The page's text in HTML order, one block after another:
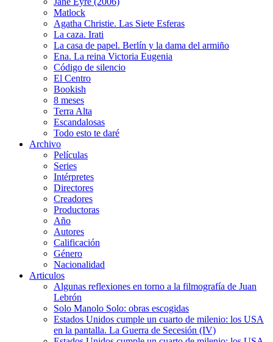
Matlock
Agatha Christie. Las Siete Esferas
La caza. Irati
La casa de papel. Berlín y la dama del armiño
Ena. La reina Victoria Eugenia
Código de silencio
El Centro
Bookish
8 meses
Terra Alta
Escandalosas
Todo esto te daré
Archivo
Películas
Series
Intérpretes
Directores
Creadores
Productoras
Año
Autores
Calificación
Género
Nacionalidad
Articulos
Algunas reflexiones en torno a la filmografía de Juan
Lebrón
Solo Manolo Solo: obras escogidas
Estados Unidos cumple un cuarto de milenio: los USA
en la pantalla. La Guerra de Secesión (IV)